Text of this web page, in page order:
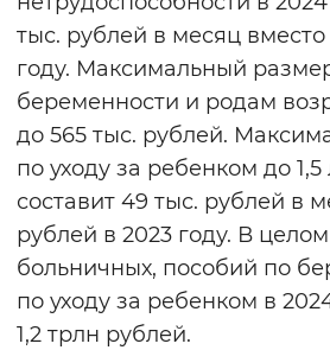
тыс. рублей в месяц
году. Максимальный
беременности и родам
до 565 тыс. рублей.
по уходу за ребенком до
составит 49 тыс. рублей в
рублей в 2023 году. В
больничных, пособий по
по уходу за ребенком в
1,2 трлн рублей.